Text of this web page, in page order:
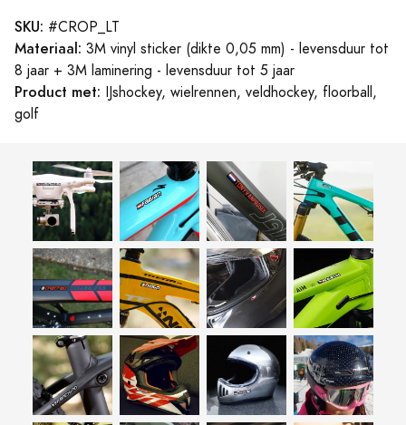
SKU: #CROP_LT
Materiaal: 3M vinyl sticker (dikte 0,05 mm) - levensduur tot
8 jaar + 3M laminering - levensduur tot 5 jaar
Product met: IJshockey, wielrennen, veldhockey, floorball,
golf